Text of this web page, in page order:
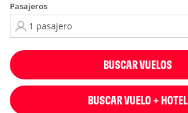
Pasajeros
BUSCAR VUELOS
BUSCAR VUELO + HOTEL